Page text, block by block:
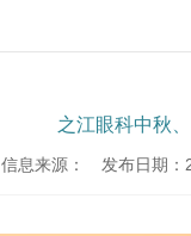
之江眼科中秋
信息来源： 发布日期：